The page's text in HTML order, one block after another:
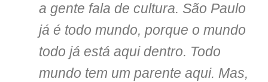
a gente fala de cultura. São Paulo
já é todo mundo, porque o mundo
todo já está aqui dentro. Todo
mundo tem um parente aqui. Mas,